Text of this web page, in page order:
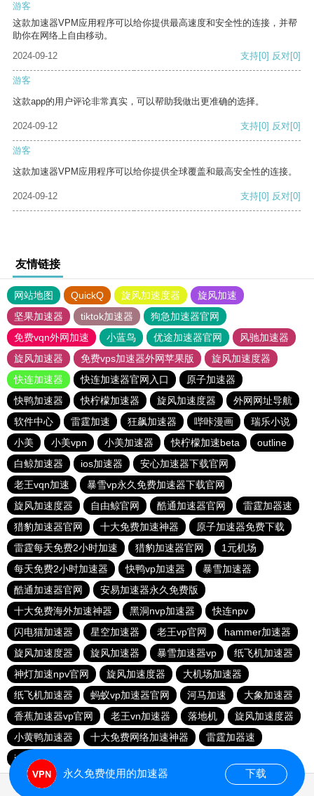
游客
这款加速器VPM应用程序可以给你提供最高速度和安全性的连接，并帮
助你在网络上自由移动。
2024-09-12
支持[0] 反对[0]
游客
这款app的用户评论非常真实，可以帮助我做出更准确的选择。
2024-09-12 支持[0] 反对[0]
游客
这款加速器VPM应用程序可以给你提供全球覆盖和最高安全性的连接。
2024-09-12 支持[0] 反对[0]
友情链接
网站地图 QuickQ 旋风加速度器
旋风加速
坚果加速器
tiktok加速器
狗急加速器官网
免费vqn外网加速
小蓝鸟 优途加速器官网
风驰加速器
旋风加速器
免费vps加速器外网苹果版
旋风加速度器
快连加速器
快连加速器官网入口
原子加速器
快鸭加速器
快柠檬加速器 旋风加速度器
外网网址导航
软件中心
雷霆加速 狂飙加速器 哔咔漫画
瑞乐小说
小美
小美vpn 小美加速器 快柠檬加速beta
outline
白鲸加速器
ios加速器
安心加速器下载官网
老王vqn加速
暴雪vp永久免费加速器下载官网
旋风加速度器
自由鲸官网 酷通加速器官网
雷霆加器速
猎豹加速器官网
十大免费加速神器
原子加速器免费下载
雷霆每天免费2小时加速
猎豹加速器官网
1元机场
每天免费2小时加速器
快鸭vp加速器
暴雪加速器
酷通加速器官网
安易加速器永久免费版
十大免费海外加速神器
黑洞nvp加速器
快连npv
闪电猫加速器
星空加速器 老王vp官网
hammer加速器
旋风加速度器
旋风加速器 暴雪加速器vp
纸飞机加速器
神灯加速npv官网
旋风加速度器
大机场加速器
纸飞机加速器
蚂蚁vp加速器官网 河马加速
大象加速器
香蕉加速器vp官网
老王vn加速器 落地机
旋风加速度器
小黄鸭加速器
十大免费网络加速神器
雷霆加器速
ios加速器
永久免费使用的加速器 下载